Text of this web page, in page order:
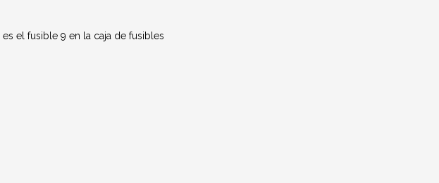
es el fusible 9 en la caja de fusibles